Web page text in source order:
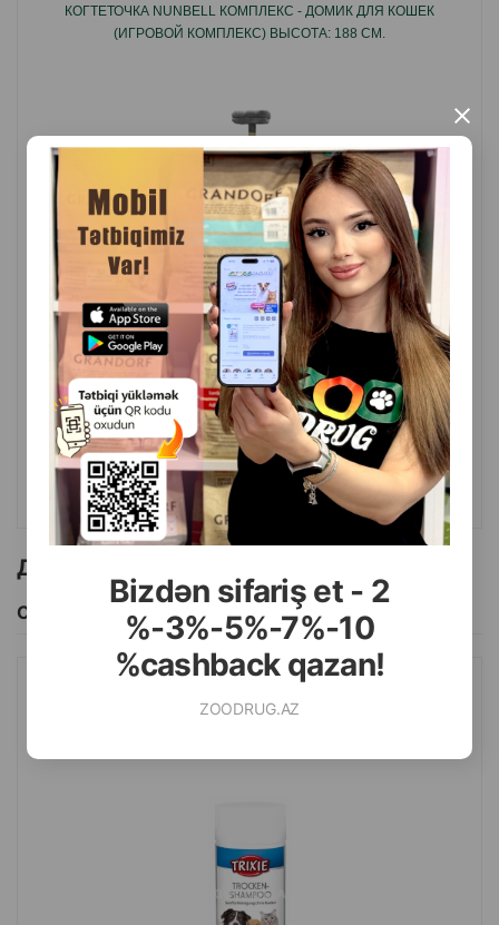
Bizdən sifariş et - 2
%-3%-5%-7%-10
%cashback qazan!
ZOODRUG.AZ
×
теплых стенок и небольшого навеса, а с другой -
Страна производитель: Китай.
КОГТЕТОЧКА NUNBELL КОМПЛЕКС - ДОМИК ДЛЯ КОШЕК
(ИГРОВОЙ КОМПЛЕКС) ВЫСОТА: 188 СМ.
( Отзывы)
Цена
Купить
1 шт
299.00
КУПИТЬ
Другие товоры бренда
Смотреть Все
СУХОЙ ШАМПУНЬ TRIXIE ГИПОАЛЛЕРГЕННЫЙ ДЛЯ СОБАК,